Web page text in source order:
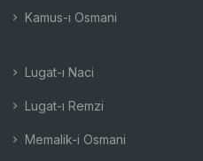
Kamus-ı Osmani
Lugat-ı Naci
Lugat-ı Remzi
Memalik-i Osmani